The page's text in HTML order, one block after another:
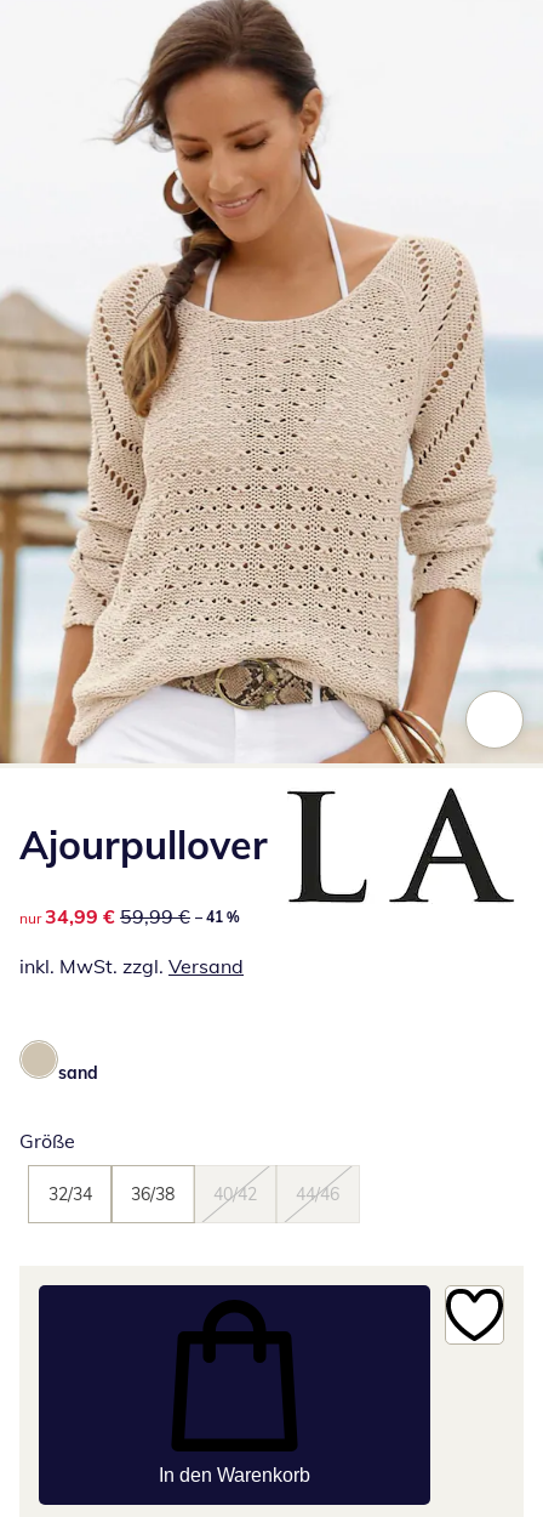
Ajourpullover
reduzierter Preis 34,99 €, vorheriger Preis: 59,99 €
nur 34,99 € 59,99 € – 41 %
inkl. MwSt. zzgl. Versand
sand
Größe
32/34 36/38 40/42 44/46
In den Warenkorb